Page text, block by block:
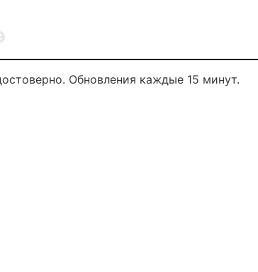
Обновления каждые 15 минут.